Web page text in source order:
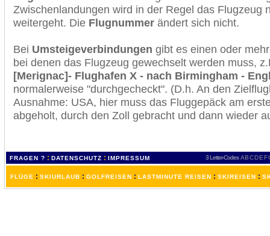
Zwischenlandungen wird in der Regel das Flugzeug
weitergeht. Die Flugnummer ändert sich nicht.
Bei Umsteigeverbindungen gibt es einen oder
bei denen das Flugzeug gewechselt werden muss,
[Merignac]- Flughafen X - nach Birmingham -
normalerweise "durchgecheckt". (D.h. An den
Ausnahme: USA, hier muss das Fluggepäck am
abgeholt, durch den Zoll gebracht und dann wieder
FRAGEN ? : DATENSCHUTZ : IMPRESSUM 3 Letter-Codes ABCDEF
FLÜGE : SKIURLAUB : GOLFREISEN : LASTMINUTE REISEN : SKIREISEN :